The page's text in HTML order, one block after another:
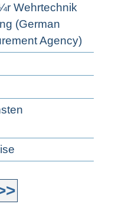
Wehrtechnik
(German
Agency)